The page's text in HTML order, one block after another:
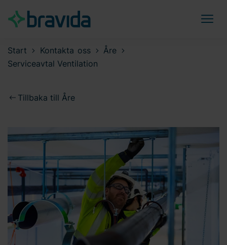
Start Kontakta oss
Åre
Serviceavtal Ventilation
Tillbaka till Åre